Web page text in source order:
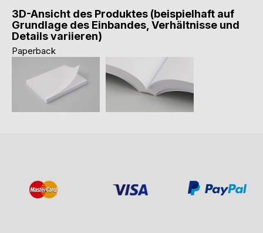
3D-Ansicht des Produktes (beispielhaft auf
Grundlage des Einbandes, Verhältnisse und
Details variieren)
Paperback